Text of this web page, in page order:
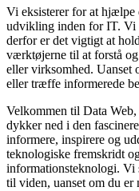
Vi eksisterer for at hjælpe
udvikling inden for IT. Vi
derfor er det vigtigt at
værktøjerne til at forstå
eller virksomhed. Uanset
eller træffe informerede
Velkommen til Data
dykker ned i den
informere, inspirere og
teknologiske fremskridt
informationsteknologi.
til viden, uanset om du er